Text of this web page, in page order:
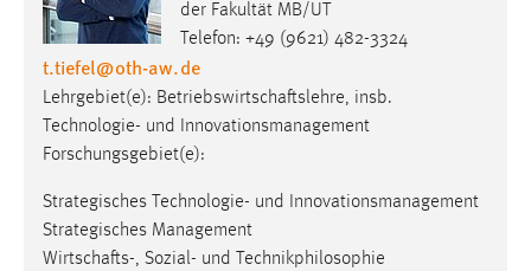
der Fakultät MB/UT
Telefon: +49 (9621) 482-3324
t.tiefel@oth-aw.de
Lehrgebiet(e): Betriebswirtschaftslehre, insb.
Technologie- und Innovationsmanagement
Forschungsgebiet(e):
Strategisches Technologie- und Innovationsmanagement
Strategisches Management
Wirtschafts-, Sozial- und Technikphilosophie